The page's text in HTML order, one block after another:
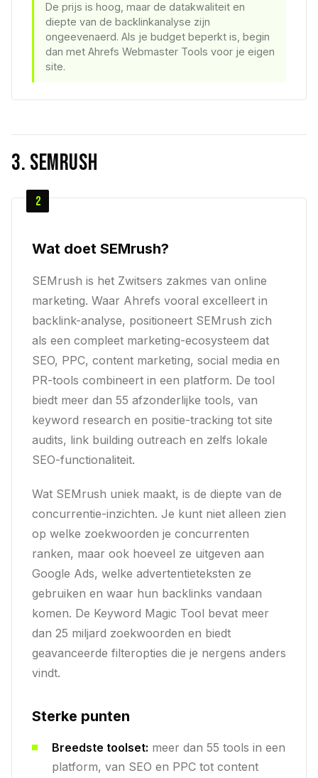
De prijs is hoog, maar de datakwaliteit en
diepte van de backlinkanalyse zijn
ongeevenaerd. Als je budget beperkt is, begin
dan met Ahrefs Webmaster Tools voor je eigen
site.
3. SEMrush
2
Wat doet SEMrush?
SEMrush is het Zwitsers zakmes van online
marketing. Waar Ahrefs vooral excelleert in
backlink-analyse, positioneert SEMrush zich
als een compleet marketing-ecosysteem dat
SEO, PPC, content marketing, social media en
PR-tools combineert in een platform. De tool
biedt meer dan 55 afzonderlijke tools, van
keyword research en positie-tracking tot site
audits, link building outreach en zelfs lokale
SEO-functionaliteit.
Wat SEMrush uniek maakt, is de diepte van de
concurrentie-inzichten. Je kunt niet alleen zien
op welke zoekwoorden je concurrenten
ranken, maar ook hoeveel ze uitgeven aan
Google Ads, welke advertentieteksten ze
gebruiken en waar hun backlinks vandaan
komen. De Keyword Magic Tool bevat meer
dan 25 miljard zoekwoorden en biedt
geavanceerde filteropties die je nergens anders
vindt.
Sterke punten
Breedste toolset: meer dan 55 tools in een
platform, van SEO en PPC tot content